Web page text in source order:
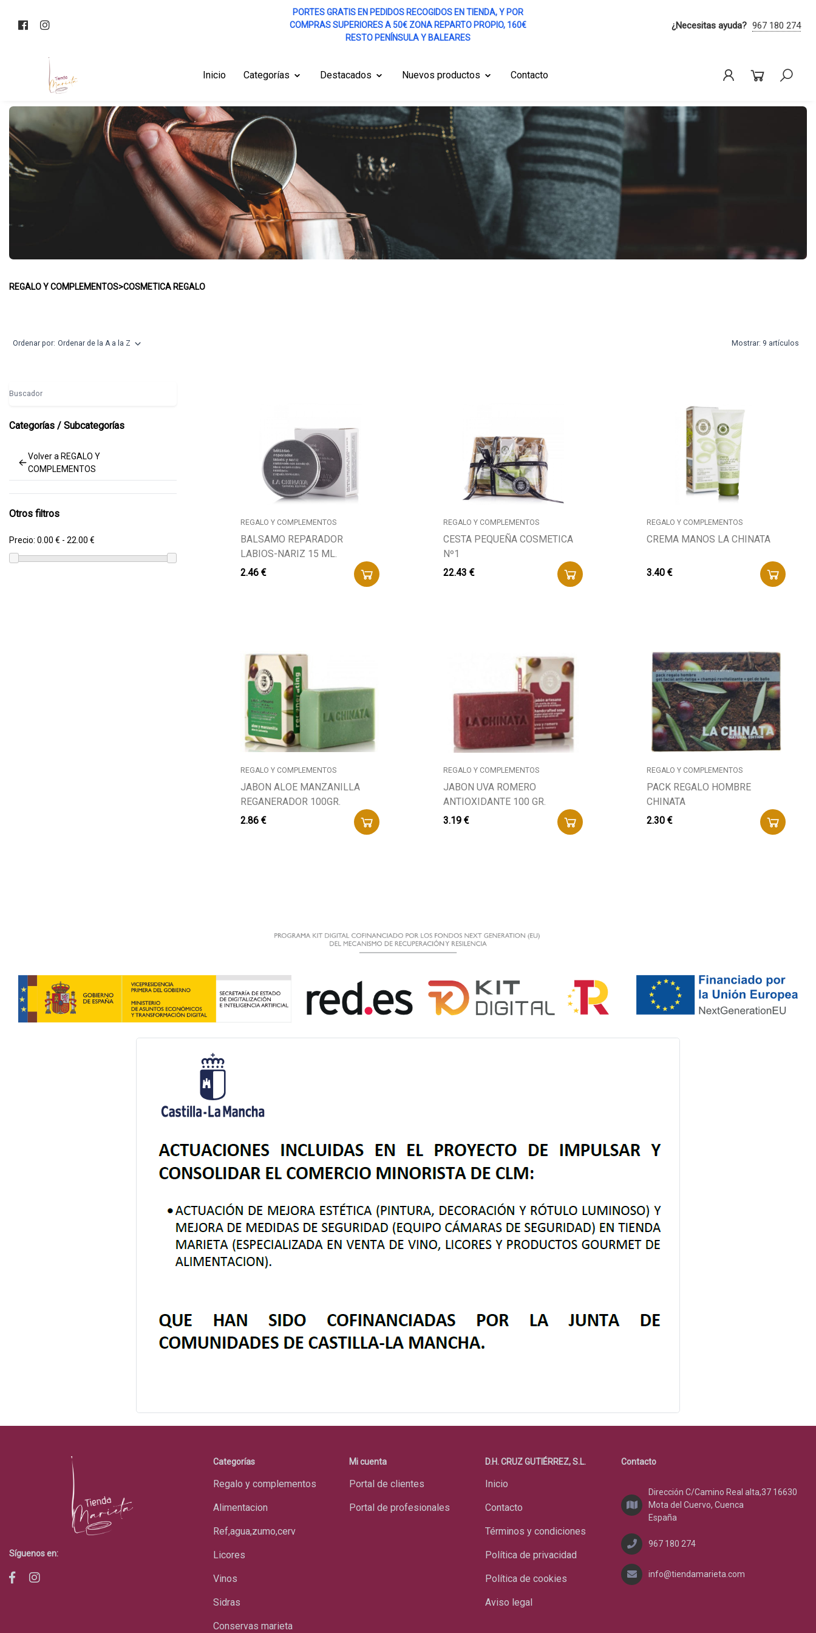
PORTES GRATIS EN PEDIDOS RECOGIDOS EN TIENDA, Y POR
COMPRAS SUPERIORES A 50€ ZONA REPARTO PROPIO, 160€
RESTO PENÍNSULA Y BALEARES
¿Necesitas ayuda? 967 180 274
Inicio Categorías Destacados Nuevos productos Contacto
Iniciar
COSMETICA REGALO
REGALO Y COMPLEMENTOS>COSMETICA REGALO
Ordenar por: Ordenar de la A a la Z Mostrar: 9 artículos
Categorías / Subcategorías
Volver a REGALO Y
COMPLEMENTOS
Otros filtros
Precio: 0.00 € - 22.00 €
REGALO Y COMPLEMENTOS
BALSAMO REPARADOR
LABIOS-NARIZ 15 ML.
2.46 €
REGALO Y COMPLEMENTOS
CESTA PEQUEÑA COSMETICA
Nº1
22.43 €
REGALO Y COMPLEMENTOS
CREMA MANOS LA CHINATA
3.40 €
REGALO Y COMPLEMENTOS
JABON ALOE MANZANILLA
REGANERADOR 100GR.
2.86 €
REGALO Y COMPLEMENTOS
JABON UVA ROMERO
ANTIOXIDANTE 100 GR.
3.19 €
REGALO Y COMPLEMENTOS
PACK REGALO HOMBRE
CHINATA
2.30 €
Síguenos en:
Categorías
regalo y complementos
alimentacion
ref,agua,zumo,cerv
licores
vinos
sidras
conservas marieta
Mi cuenta
Portal de clientes
Portal de profesionales
D.H. CRUZ GUTIÉRREZ, S.L.
Inicio
Contacto
Términos y condiciones
Política de privacidad
Política de cookies
Aviso legal
Contacto
Dirección C/Camino Real alta,37 16630
Mota del Cuervo, Cuenca
España
967 180 274
info@tiendamarieta.com